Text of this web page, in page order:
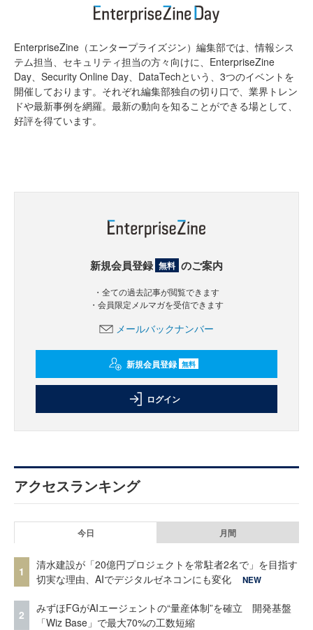
EnterpriseZine（エンタープライズジン）編集部では、情報シス
テム担当、セキュリティ担当の方々向けに、EnterpriseZine
Day、Security Online Day、DataTechという、3つのイベントを
開催しております。それぞれ編集部独自の切り口で、業界トレン
ドや最新事例を網羅。最新の動向を知ることができる場として、
好評を得ています。
新規会員登録 無料 のご案内
・全ての過去記事が閲覧できます
・会員限定メルマガを受信できます
メールバックナンバー
新規会員登録 無料
ログイン
アクセスランキング
今日 月間
1
清水建設が「20億円プロジェクトを常駐者2名で」を目指す
切実な理由、AIでデジタルゼネコンにも変化
NEW
2
みずほFGがAIエージェントの“量産体制”を確立 開発基盤
「Wiz Base」で最大70%の工数短縮